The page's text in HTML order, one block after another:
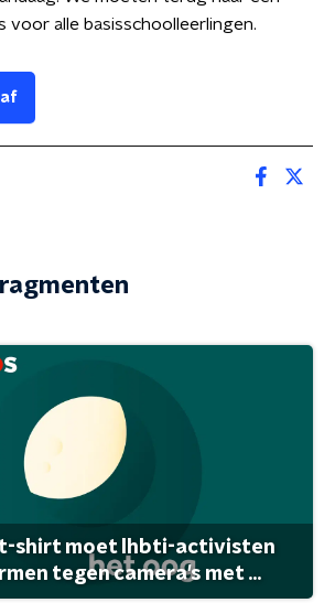
alle basisschoolleerlingen.
t-shirt moet lhbti-activisten
tegen camera's met ...